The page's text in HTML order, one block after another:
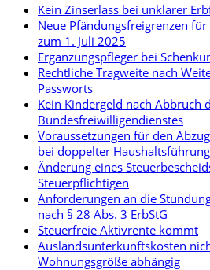
Kein Zinserlass bei unklarer
Neue Pfändungsfreigrenzen
zum 1. Juli 2025
Ergänzungspfleger bei
Rechtliche Tragweite nach
Passworts
Kein Kindergeld nach Abbruch
Bundesfreiwilligendienstes
Voraussetzungen für den
bei doppelter Haushaltsführung
Änderung eines
Steuerpflichtigen
Anforderungen an die
nach § 28 Abs. 3 ErbStG
Steuerfreie Aktivrente kommt
Auslandsunterkunftskosten
Wohnungsgröße abhängig